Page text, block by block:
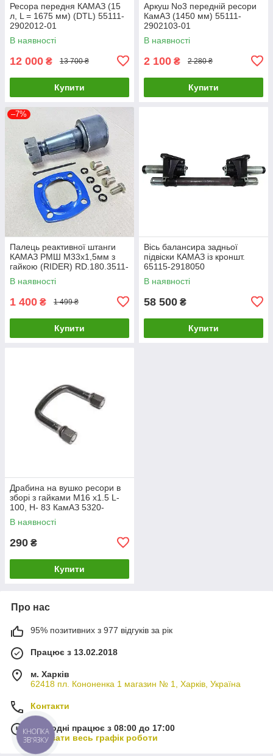
Ресора передня КАМАЗ (15
л, L = 1675 мм) (DTL) 55111-
2902012-01
В наявності
12 000 ₴ 13 700 ₴
Купити
Аркуш No3 передній ресори
КамАЗ (1450 мм) 55111-
2902103-01
В наявності
2 100 ₴ 2 280 ₴
Купити
–7%
Палець реактивної штанги
КАМАЗ РМШ М33х1,5мм з
гайкою (RIDER) RD.180.3511-
026
В наявності
1 400 ₴ 1 499 ₴
Купити
Вісь балансира задньої
підвіски КАМАЗ із кроншт.
65115-2918050
В наявності
58 500 ₴
Купити
Драбина на вушко ресори в
зборі з гайками М16 х1.5 L-
100, Н- 83 КамАЗ 5320-
2912200
В наявності
290 ₴
Купити
Про нас
95% позитивних з 977 відгуків за рік
Працює з 13.02.2018
м. Харків
62418 пл. Кононенка 1 магазин № 1, Харків, Україна
Контакти
Сьогодні працює з 08:00 до 17:00
Показати весь графік роботи
КНОПКА
ЗВ'ЯЗКУ